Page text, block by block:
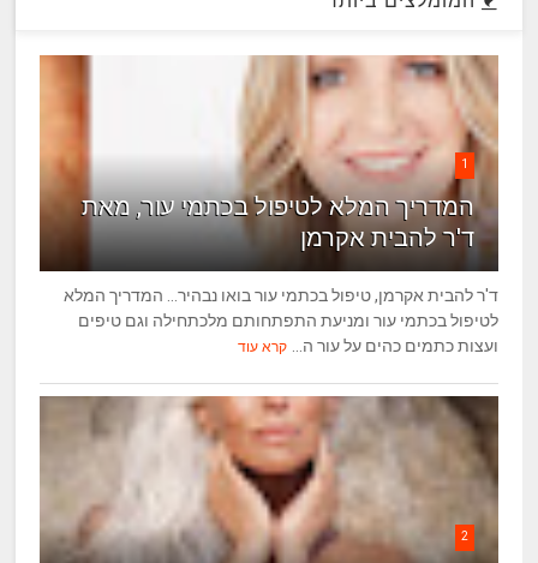
1
המדריך המלא לטיפול בכתמי עור, מאת
ד'ר להבית אקרמן
ד'ר להבית אקרמן, טיפול בכתמי עור בואו נבהיר... המדריך המלא
לטיפול בכתמי עור ומניעת התפתחותם מלכתחילה וגם טיפים
ועצות כתמים כהים על עור ה... קרא עוד
2